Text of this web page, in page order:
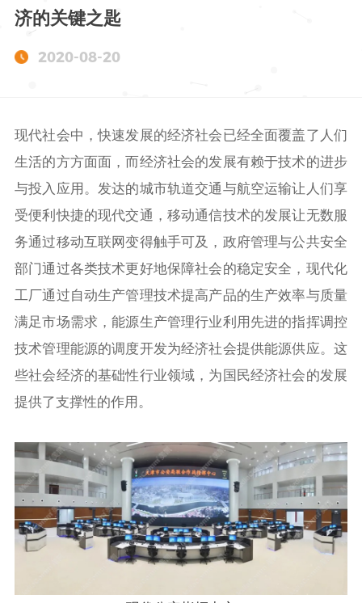
济的关键之匙
2020-08-20
现代社会中，快速发展的经济社会已经全面覆盖了人们
生活的方方面面，而经济社会的发展有赖于技术的进步
与投入应用。发达的城市轨道交通与航空运输让人们享
受便利快捷的现代交通，移动通信技术的发展让无数服
务通过移动互联网变得触手可及，政府管理与公共安全
部门通过各类技术更好地保障社会的稳定安全，现代化
工厂通过自动生产管理技术提高产品的生产效率与质量
满足市场需求，能源生产管理行业利用先进的指挥调控
技术管理能源的调度开发为经济社会提供能源供应。这
些社会经济的基础性行业领域，为国民经济社会的发展
提供了支撑性的作用。